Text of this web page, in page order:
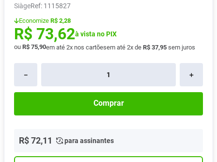
Siàge : 1115827
Economize R$ 2,28
R$ 73,62à vista no PIX
ou R$ 75,90em até 2x nos cartõesem até 2x de R$ 37,95 sem juros
＋
－
Comprar
R$72,11 para assinantes
9º Vitamina D
10 Lavitan